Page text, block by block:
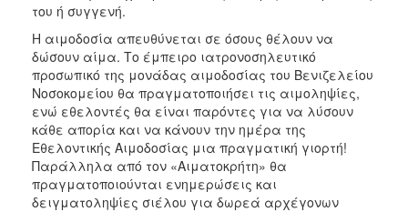
του ή συγγενή.
Η αιμοδοσία απευθύνεται σε όσους θέλουν να
δώσουν αίμα. Το έμπειρο ιατρονοσηλευτικό
προσωπικό της μονάδας αιμοδοσίας του Βενιζελείου
Νοσοκομείου θα πραγματοποιήσει τις αιμοληψίες,
ενώ εθελοντές θα είναι παρόντες για να λύσουν
κάθε απορία και να κάνουν την ημέρα της
Εθελοντικής Αιμοδοσίας μια πραγματική γιορτή!
Παράλληλα από τον «Αιματοκρήτη» θα
πραγματοποιούνται ενημερώσεις και
δειγματοληψίες σιέλου για δωρεά αρχέγονων